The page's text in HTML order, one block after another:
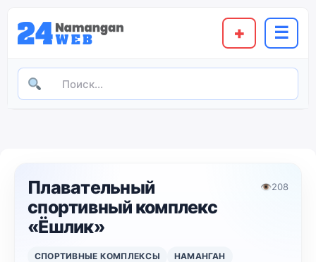
+ ☰
Плавательный
спортивный комплекс
«Ёшлик»
👁208
СПОРТИВНЫЕ КОМПЛЕКСЫ НАМАНГАН